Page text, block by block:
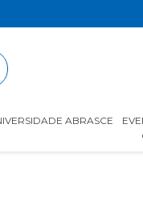
ABRASCE